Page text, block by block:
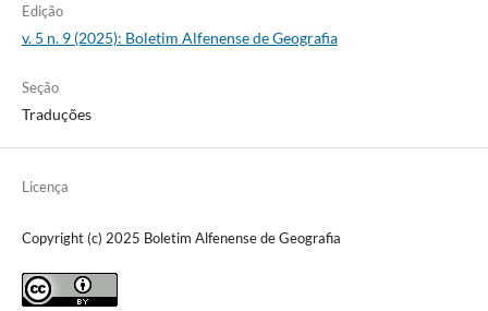
Edição
v. 5 n. 9 (2025): Boletim Alfenense de Geografia
Seção
Traduções
Licença
Copyright (c) 2025 Boletim Alfenense de Geografia